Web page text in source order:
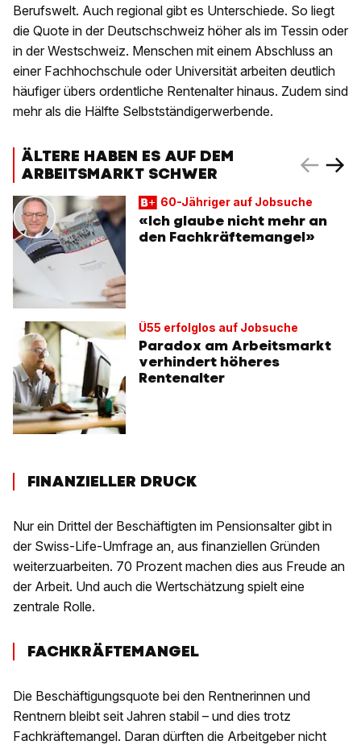
Berufswelt. Auch regional gibt es Unterschiede. So liegt
die Quote in der Deutschschweiz höher als im Tessin oder
in der Westschweiz. Menschen mit einem Abschluss an
einer Fachhochschule oder Universität arbeiten deutlich
häufiger übers ordentliche Rentenalter hinaus. Zudem sind
mehr als die Hälfte Selbstständigerwerbende.
ÄLTERE HABEN ES AUF DEM
ARBEITSMARKT SCHWER
60-Jähriger auf Jobsuche
«Ich glaube nicht mehr an
den Fachkräftemangel»
Ü55 erfolglos auf Jobsuche
Paradox am Arbeitsmarkt
verhindert höheres
Rentenalter
FINANZIELLER DRUCK
Nur ein Drittel der Beschäftigten im Pensionsalter gibt in
der Swiss-Life-Umfrage an, aus finanziellen Gründen
weiterzuarbeiten. 70 Prozent machen dies aus Freude an
der Arbeit. Und auch die Wertschätzung spielt eine
zentrale Rolle.
FACHKRÄFTEMANGEL
Die Beschäftigungsquote bei den Rentnerinnen und
Rentnern bleibt seit Jahren stabil – und dies trotz
Fachkräftemangel. Daran dürften die Arbeitgeber nicht